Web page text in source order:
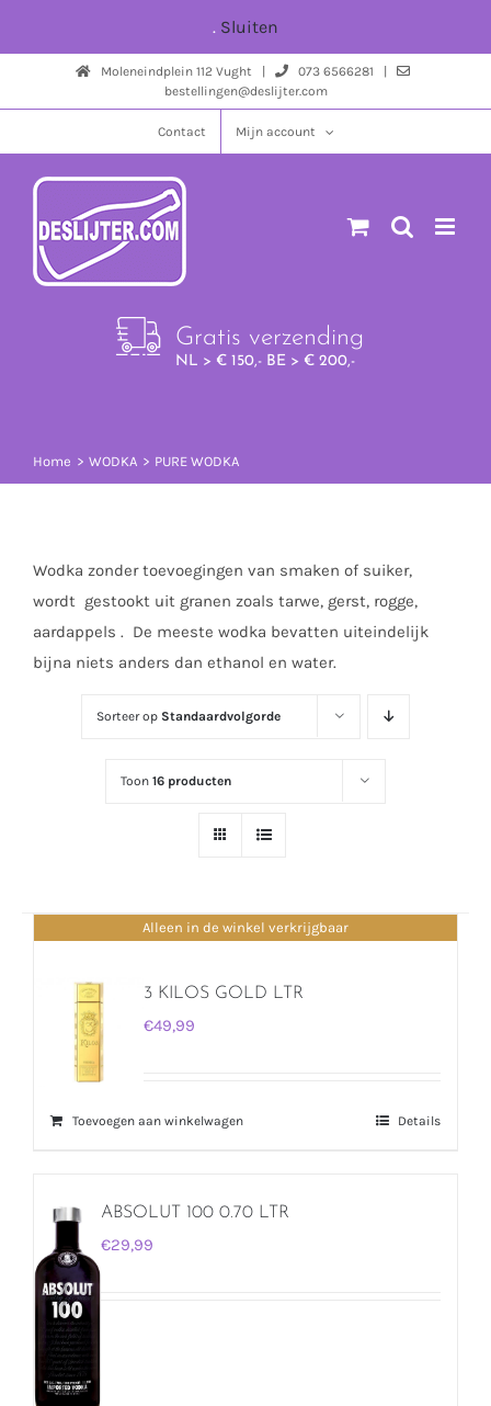
. Sluiten
Moleneindplein 112 Vught |
073 6566281 |
bestellingen@deslijter.com
Contact Mijn account
Gratis verzending
NL > € 150,- BE > € 200,-
Home WODKA PURE WODKA
Wodka zonder toevoegingen van smaken of suiker,
wordt gestookt uit granen zoals tarwe, gerst, rogge,
aardappels . De meeste wodka bevatten uiteindelijk
bijna niets anders dan ethanol en water.
Sorteer op Standaardvolgorde
Toon16 producten
Alleen in de winkel verkrijgbaar
3 KILOS GOLD LTR
€49,99
Toevoegen aan winkelwagen Details
ABSOLUT 100 0.70 LTR
€29,99